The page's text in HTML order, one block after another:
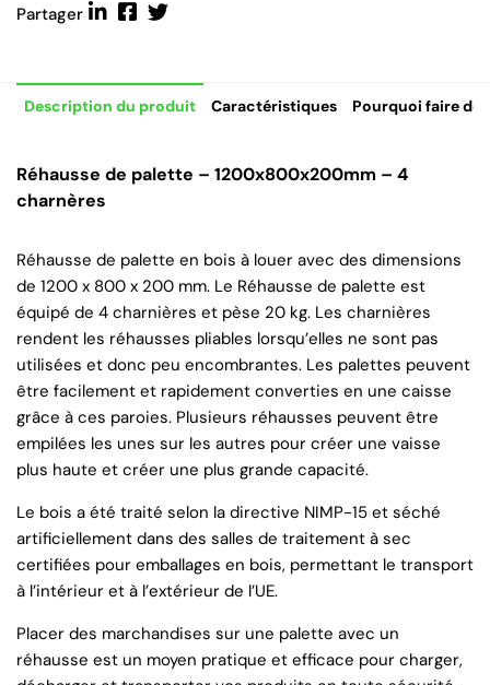
Partager
Description du produit Caractéristiques Pourquoi faire de
Réhausse de palette – 1200x800x200mm – 4
charnères
Réhausse de palette en bois à louer avec des dimensions
de 1200 x 800 x 200 mm. Le Réhausse de palette est
équipé de 4 charnières et pèse 20 kg. Les charnières
rendent les réhausses pliables lorsqu’elles ne sont pas
utilisées et donc peu encombrantes. Les palettes peuvent
être facilement et rapidement converties en une caisse
grâce à ces paroies. Plusieurs réhausses peuvent être
empilées les unes sur les autres pour créer une vaisse
plus haute et créer une plus grande capacité.
Le bois a été traité selon la directive NIMP-15 et séché
artificiellement dans des salles de traitement à sec
certifiées pour emballages en bois, permettant le transport
à l’intérieur et à l’extérieur de l’UE.
Placer des marchandises sur une palette avec un
réhausse est un moyen pratique et efficace pour charger,